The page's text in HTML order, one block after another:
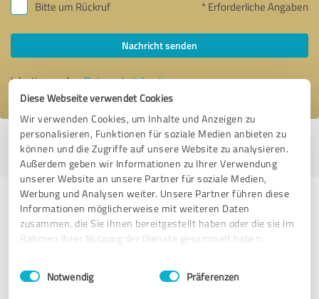
Diese Webseite verwendet Cookies
Wir verwenden Cookies, um Inhalte und Anzeigen zu
personalisieren, Funktionen für soziale Medien anbieten zu
können und die Zugriffe auf unsere Website zu analysieren.
Außerdem geben wir Informationen zu Ihrer Verwendung
unserer Website an unsere Partner für soziale Medien,
Werbung und Analysen weiter. Unsere Partner führen diese
Informationen möglicherweise mit weiteren Daten
zusammen, die Sie ihnen bereitgestellt haben oder die sie im
Rahmen Ihrer Nutzung der Dienste gesammelt haben.
Impressum Datenschutzbestimmungen
Einwilligungsauswahl
Notwendig Präferenzen
Bitte um Rückruf * Erforderliche Angaben
Nachricht senden
Ich stimme denDatenschutzbestimmungenzu.
Profil aktiv seit 02.10.2017 | Letzte Aktualisierung: 05.02.2025
melden
Erfahrungen zu weiteren
Anbietern aus dem Bereich IT-
Dienstleistungen
Placetel